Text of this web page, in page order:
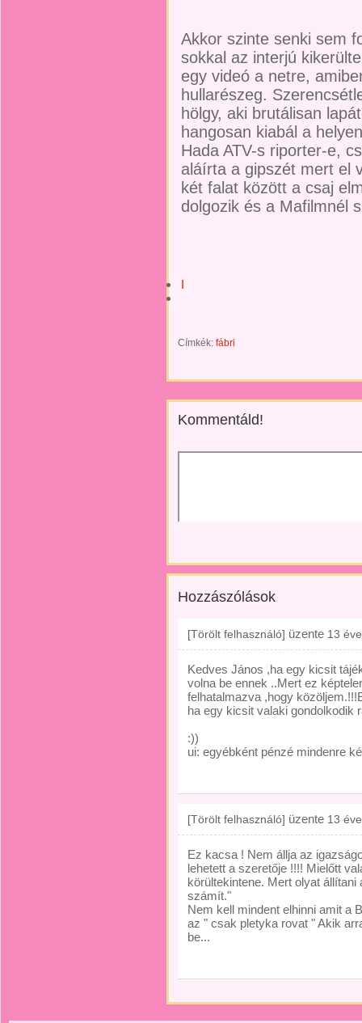
Akkor szinte senki sem
sokkal az interjú
egy videó a netre,
hullarészeg.
hölgy, aki brutálisan
hangosan kiabál a
Hada ATV-s riporter-e,
aláírta a gipszét mert el
két falat között a csaj
dolgozik és a Mafilmnél
I
Címkék: fábri
Kommentáld!
Hozzászólások
[Törölt felhasználó] üzente 13 éve
Kedves János ,ha egy kicsit
volna be ennek ..Mert ez
felhatalmazva ,hogy
ha egy kicsit valaki gondolkodik
:))
ui: egyébként pénzé mindenre
[Törölt felhasználó] üzente 13 éve
Ez kacsa ! Nem állja az
lehetett a szeretője !!!! Mielőtt
körültekintene. Mert olyat
számít."
Nem kell mindent elhinni amit a
az " csak pletyka rovat " Akik
be...